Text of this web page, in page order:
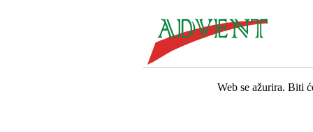
Web se ažurira. Biti